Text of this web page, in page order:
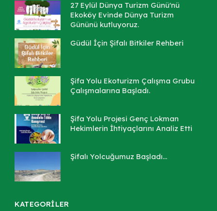
27 Eylül Dünya Turizm Günü'nü
Ekoköy Evinde Dünya Turizm
Gününü kutluyoruz.
Güdül İçin Şifalı Bitkiler Rehberi
Şifa Yolu Ekoturizm Çalışma Grubu
Çalışmalarına Başladı.
Şifa Yolu Projesi Genç Lokman
Hekimlerin İhtiyaçlarını Analiz Etti
Şifalı Yolcuğumuz Başladı...
KATEGORİLER